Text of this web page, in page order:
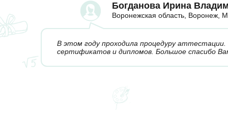
Богданова Ирина
Воронежская область,
В этом году проходила процедуру
сертификатов и дипломов. Большое спасибо